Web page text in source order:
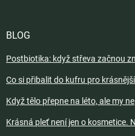
BLOG
Postbiotika: když střeva začnou
Co si přibalit do kufru pro
Když tělo přepne na léto, ale my ne
Krásná pleť není jen o kosmetice.